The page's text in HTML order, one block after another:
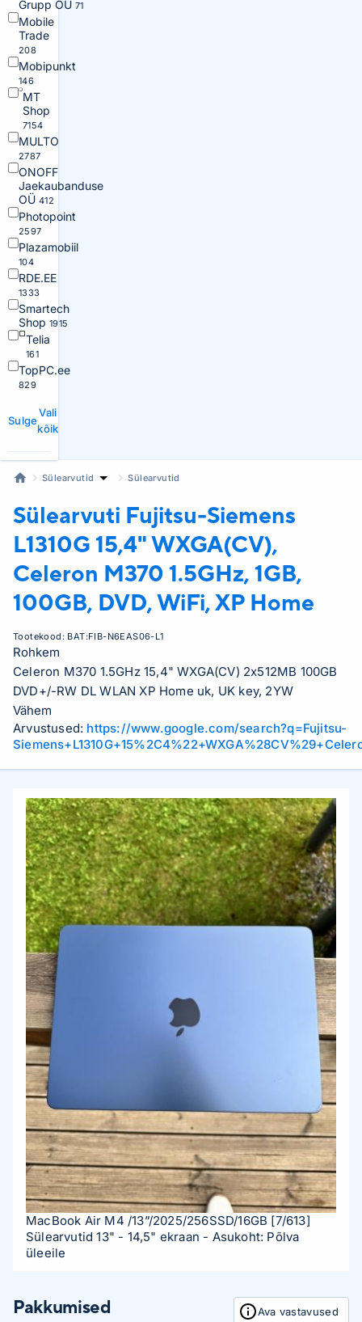
Grupp OÜ 71
Mobile
Trade
208
Mobipunkt
146
MT
Shop
7154
MULTO
2787
ONOFF
Jaekaubanduse
OÜ 412
Photopoint
2597
Plazamobiil
104
RDE.EE
1333
Smartech
Shop 1915
Telia
161
TopPC.ee
829
Sulge
Vali
kõik
Sülearvutid Sülearvutid
Sülearvuti Fujitsu-Siemens
L1310G 15,4" WXGA(CV),
Celeron M370 1.5GHz, 1GB,
100GB, DVD, WiFi, XP Home
Tootekood: BAT:FIB-N6EAS06-L1
Rohkem
Celeron M370 1.5GHz 15,4" WXGA(CV) 2x512MB 100GB
DVD+/-RW DL WLAN XP Home uk, UK key, 2YW
Vähem
Arvustused: https://www.google.com/search?q=Fujitsu-
MacBook Air M4 /13”/2025/256SSD/16GB [7/613]
Sülearvutid 13" - 14,5" ekraan - Asukoht: Põlva
üleeile
Pakkumised Ava vastavused